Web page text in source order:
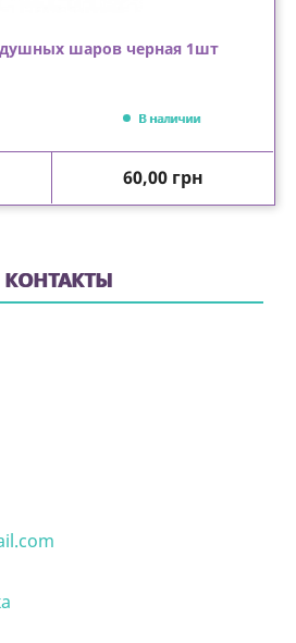
шаров черная 1шт
В наличии
Цена
60,00 грн
КОНТАКТЫ